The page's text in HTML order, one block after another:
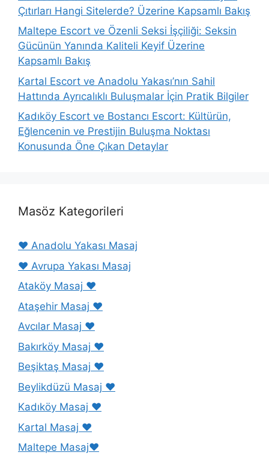
Çıtırları Hangi Sitelerde? Üzerine Kapsamlı Bakış
Maltepe Escort ve Özenli Seksi İşçiliği: Seksin
Gücünün Yanında Kaliteli Keyif Üzerine
Kapsamlı Bakış
Kartal Escort ve Anadolu Yakası’nın Sahil
Hattında Ayrıcalıklı Buluşmalar İçin Pratik Bilgiler
Kadıköy Escort ve Bostancı Escort: Kültürün,
Eğlencenin ve Prestijin Buluşma Noktası
Konusunda Öne Çıkan Detaylar
Masöz Kategorileri
❤️ Anadolu Yakası Masaj
❤️ Avrupa Yakası Masaj
Ataköy Masaj ❤️
Ataşehir Masaj ❤️
Avcılar Masaj ❤️
Bakırköy Masaj ❤️
Beşiktaş Masaj ❤️
Beylikdüzü Masaj ❤️
Kadıköy Masaj ❤️
Kartal Masaj ❤️
Maltepe Masaj❤️